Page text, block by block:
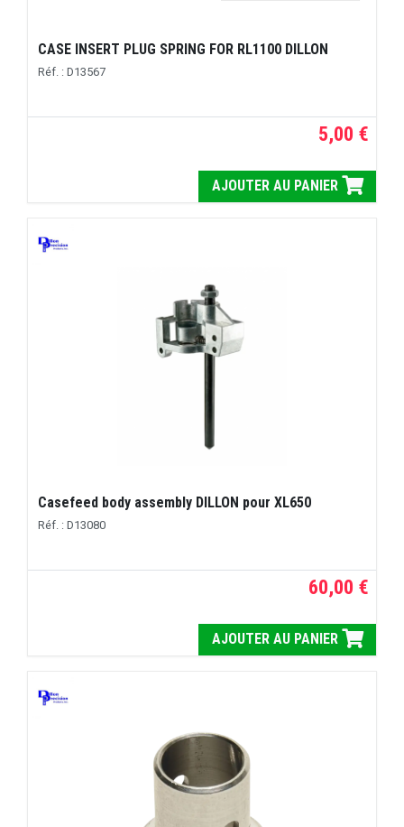
CASE INSERT PLUG SPRING FOR RL1100 DILLON
Réf. : D13567
5,00 €
AJOUTER AU PANIER
Casefeed body assembly DILLON pour XL650
Réf. : D13080
60,00 €
AJOUTER AU PANIER